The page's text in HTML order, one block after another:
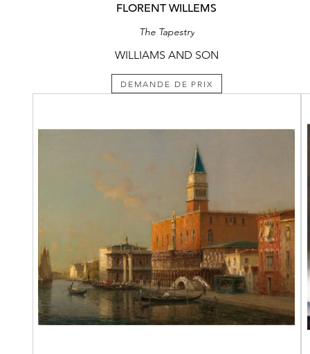
FLORENT WILLEMS
The Tapestry
WILLIAMS AND SON
DEMANDE DE PRIX